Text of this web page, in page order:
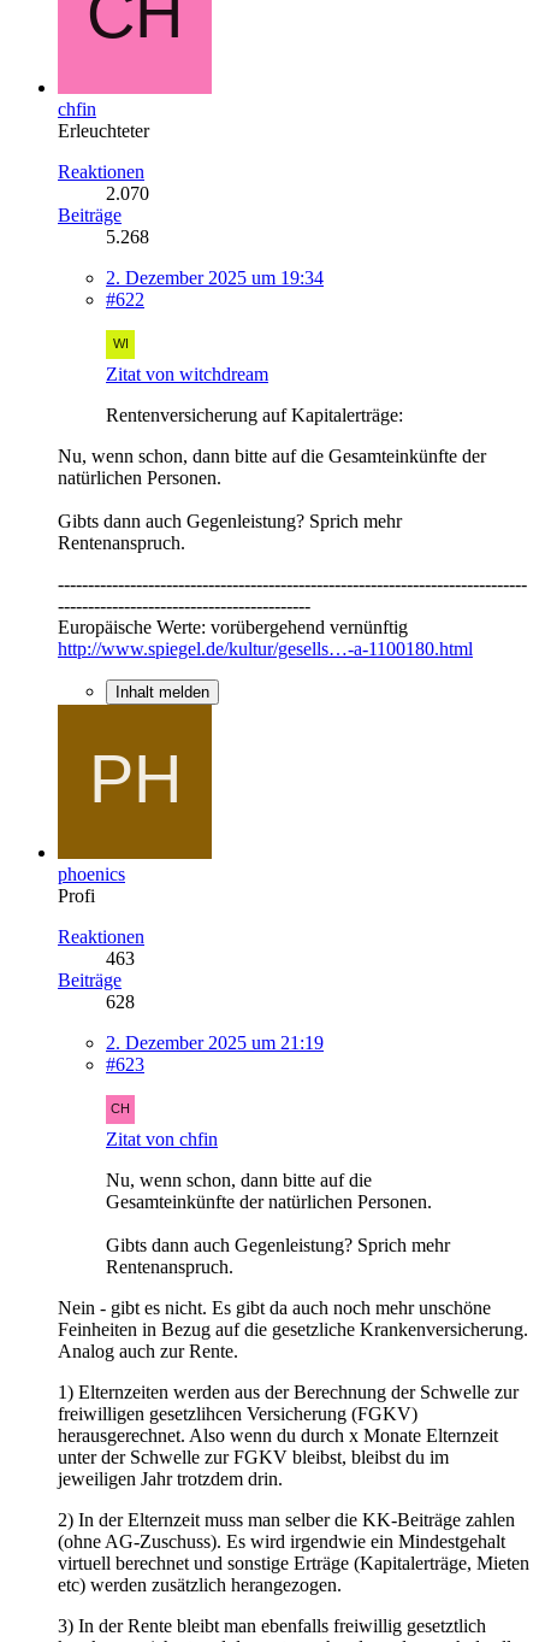
chfin
Erleuchteter
Reaktionen
2.070
Beiträge
5.268
2. Dezember 2025 um 19:34
#622
Zitat von witchdream
Rentenversicherung auf Kapitalerträge:
Nu, wenn schon, dann bitte auf die Gesamteinkünfte der
natürlichen Personen.
Gibts dann auch Gegenleistung? Sprich mehr
Rentenanspruch.
------------------------------------------------------------------------------
------------------------------------------
Europäische Werte: vorübergehend vernünftig
http://www.spiegel.de/kultur/gesells…-a-1100180.html
Inhalt melden
phoenics
Profi
Reaktionen
463
Beiträge
628
2. Dezember 2025 um 21:19
#623
Zitat von chfin
Nu, wenn schon, dann bitte auf die
Gesamteinkünfte der natürlichen Personen.
Gibts dann auch Gegenleistung? Sprich mehr
Rentenanspruch.
Nein - gibt es nicht. Es gibt da auch noch mehr unschöne
Feinheiten in Bezug auf die gesetzliche Krankenversicherung.
Analog auch zur Rente.
1) Elternzeiten werden aus der Berechnung der Schwelle zur
freiwilligen gesetzlihcen Versicherung (FGKV)
herausgerechnet. Also wenn du durch x Monate Elternzeit
unter der Schwelle zur FGKV bleibst, bleibst du im
jeweiligen Jahr trotzdem drin.
2) In der Elternzeit muss man selber die KK-Beiträge zahlen
(ohne AG-Zuschuss). Es wird irgendwie ein Mindestgehalt
virtuell berechnet und sonstige Erträge (Kapitalerträge, Mieten
etc) werden zusätzlich herangezogen.
3) In der Rente bleibt man ebenfalls freiwillig gesetztlich